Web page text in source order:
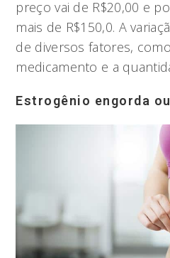
preço vai de R$20,00 e
mais de R$150,0. A
de diversos fatores,
medicamento e a
Estrogênio engorda